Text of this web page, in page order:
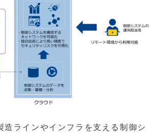
造ラインやインフラを支える制御シ